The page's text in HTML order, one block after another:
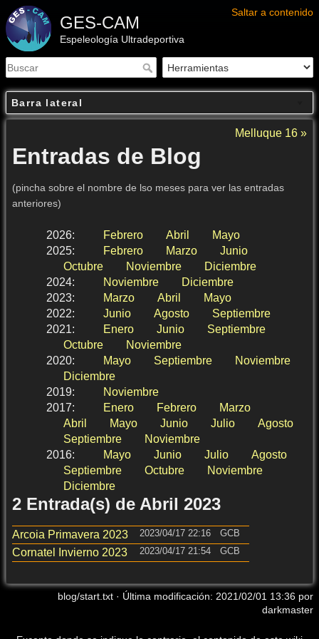
Saltar a contenido
GES-CAM
Espeleología Ultradeportiva
Barra lateral
Melluque 16 »
Entradas de Blog
(pincha sobre el nombre de lso meses para ver las entradas
anteriores)
2026: Febrero Abril
Mayo
2025: Febrero Marzo
Junio
Octubre
Noviembre
Diciembre
2024: Noviembre
Diciembre
2023: Marzo Abril
Mayo
2022: Junio Agosto
Septiembre
2021: Enero Junio
Septiembre
Octubre
Noviembre
2020: Mayo Septiembre
Noviembre
Diciembre
2019:
Noviembre
2017: Enero Febrero
Marzo
Abril
Mayo Junio Julio
Agosto
Septiembre
Noviembre
2016: Mayo Junio Julio
Agosto
Septiembre
Octubre
Noviembre
Diciembre
2 Entrada(s) de Abril 2023
Arcoia Primavera 2023 2023/04/17 22:16 GCB
Cornatel Invierno 2023 2023/04/17 21:54 GCB
blog/start.txt · Última modificación: 2021/02/01 13:36 por
darkmaster